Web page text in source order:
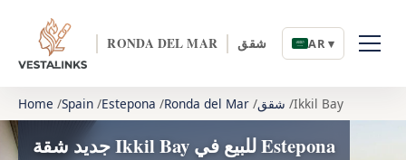
RONDA DEL MAR شقق AR ▾
Home Spain Estepona Ronda del Mar شقق Ikkil Bay
جديد شقة Ikkil Bay للبيع في Estepona